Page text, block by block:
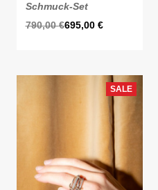
Schmuck-Set
790,00€695,00 €
SALE